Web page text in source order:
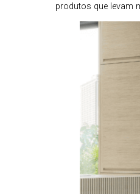
produtos que levam